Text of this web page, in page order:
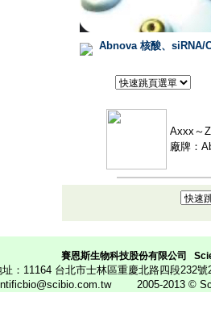
Abnova 核酸、siRNA/
Axxx～
廠牌：
賽恩斯生物科技股份有限公司
址：11164 台北市士林區重慶北路四段
2005-2013 ©